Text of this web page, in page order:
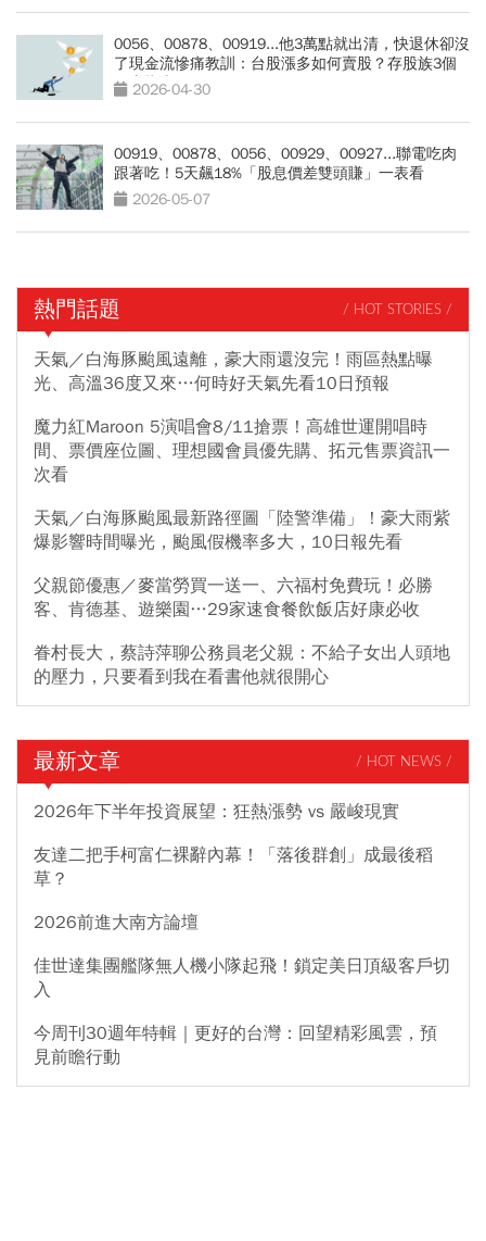
0056、00878、00919...他3萬點就出清，快退休卻沒
了現金流慘痛教訓：台股漲多如何賣股？存股族3個
穩賺指南
2026-04-30
00919、00878、0056、00929、00927...聯電吃肉
跟著吃！5天飆18%「股息價差雙頭賺」一表看
2026-05-07
熱門話題 / HOT STORIES /
天氣／白海豚颱風遠離，豪大雨還沒完！雨區熱點曝
光、高溫36度又來…何時好天氣先看10日預報
魔力紅Maroon 5演唱會8/11搶票！高雄世運開唱時
間、票價座位圖、理想國會員優先購、拓元售票資訊一
次看
天氣／白海豚颱風最新路徑圖「陸警準備」！豪大雨紫
爆影響時間曝光，颱風假機率多大，10日報先看
父親節優惠／麥當勞買一送一、六福村免費玩！必勝
客、肯德基、遊樂園…29家速食餐飲飯店好康必收
眷村長大，蔡詩萍聊公務員老父親：不給子女出人頭地
的壓力，只要看到我在看書他就很開心
最新文章 / HOT NEWS /
2026年下半年投資展望：狂熱漲勢 vs 嚴峻現實
友達二把手柯富仁裸辭內幕！「落後群創」成最後稻
草？
2026前進大南方論壇
佳世達集團艦隊無人機小隊起飛！鎖定美日頂級客戶切
入
今周刊30週年特輯｜更好的台灣：回望精彩風雲，預
見前瞻行動